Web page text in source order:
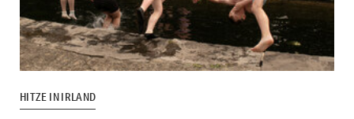
HITZE IN IRLAND